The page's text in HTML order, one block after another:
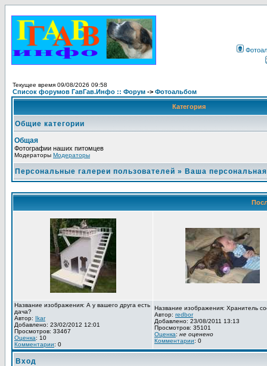
Текущее время 09/08/2026 09:58
Список форумов ГавГав.Инфо :: Форум -> Фотоальбом
Категория
Общие категории
Общая
Фотографии наших питомцев
Модераторы Модераторы
Персональные галереи пользователей » Ваша
Название изображения: А у вашего друга есть
дача?
Автор: Ikar
Добавлено: 23/02/2012 12:01
Просмотров: 33467
Оценка: 10
Комментарии: 0
Название изображения: Хранитель
Автор: redbor
Добавлено: 23/08/2011 13:13
Просмотров: 35101
Оценка: не оценено
Комментарии: 0
Вход